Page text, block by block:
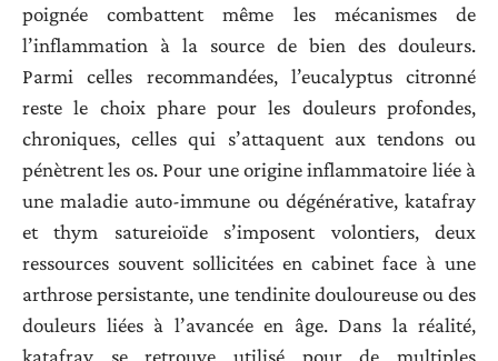
poignée combattent même les mécanismes de
l’inflammation à la source de bien des douleurs.
Parmi celles recommandées, l’eucalyptus citronné
reste le choix phare pour les douleurs profondes,
chroniques, celles qui s’attaquent aux tendons ou
pénètrent les os. Pour une origine inflammatoire liée à
une maladie auto-immune ou dégénérative, katafray
et thym satureioïde s’imposent volontiers, deux
ressources souvent sollicitées en cabinet face à une
arthrose persistante, une tendinite douloureuse ou des
douleurs liées à l’avancée en âge. Dans la réalité,
katafray se retrouve utilisé pour de multiples